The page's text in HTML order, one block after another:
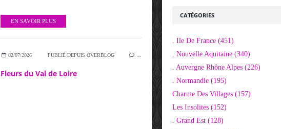
EN SAVOIR PLUS
02/07/2026 PUBLIÉ DEPUIS OVERBLOG
Fleurs du Val de Loire
CATÉGORIES
. Ile De France (451)
. Nouvelle Aquitaine (340)
. Auvergne Rhône Alpes (226)
. Normandie (195)
Charme Des Villages (157)
Les Insolites (152)
. Grand Est (128)